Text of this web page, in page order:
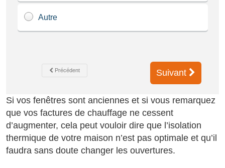
Autre
Précédent Suivant
Si vos fenêtres sont anciennes et si vous remarquez
que vos factures de chauffage ne cessent
d’augmenter, cela peut vouloir dire que l’isolation
thermique de votre maison n’est pas optimale et qu’il
faudra sans doute changer les ouvertures.